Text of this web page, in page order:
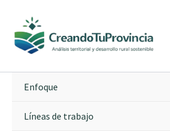
contenido
Enfoque
Líneas de trabajo